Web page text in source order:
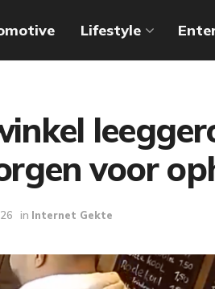
Lifestyle
voor
in Internet Gekte